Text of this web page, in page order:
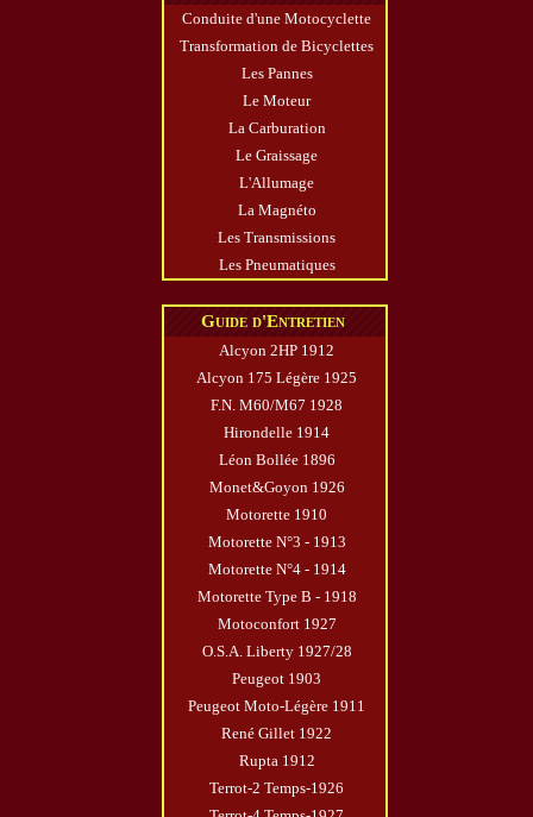
Conduite d'une Motocyclette
Transformation de Bicyclettes
Les Pannes
Le Moteur
La Carburation
Le Graissage
L'Allumage
La Magnéto
Les Transmissions
Les Pneumatiques
Guide d'Entretien
Alcyon 2HP 1912
Alcyon 175 Légère 1925
F.N. M60/M67 1928
Hirondelle 1914
Léon Bollée 1896
Monet&Goyon 1926
Motorette 1910
Motorette N°3 - 1913
Motorette N°4 - 1914
Motorette Type B - 1918
Motoconfort 1927
O.S.A. Liberty 1927/28
Peugeot 1903
Peugeot Moto-Légère 1911
René Gillet 1922
Rupta 1912
Terrot-2 Temps-1926